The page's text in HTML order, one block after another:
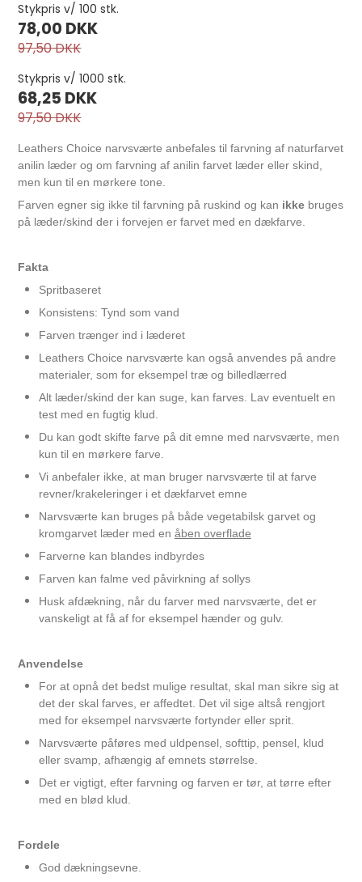
Klebfest 90 g pr. stk.
Pensel, rund str. 2 pr. stk.
Stykpris v/ 100 stk.
78,00 DKK
97,50 DKK
Stykpris v/ 1000 stk.
68,25 DKK
97,50 DKK
Leathers Choice narvsværte anbefales til farvning af naturfarvet
anilin læder og om farvning af anilin farvet læder eller skind,
men kun til en mørkere tone.
Farven egner sig ikke til farvning på ruskind og kan ikke bruges
på læder/skind der i forvejen er farvet med en dækfarve.
Fakta
Spritbaseret
Konsistens: Tynd som vand
Farven trænger ind i læderet
Leathers Choice narvsværte kan også anvendes på andre
materialer, som for eksempel træ og billedlærred
Alt læder/skind der kan suge, kan farves. Lav eventuelt en
test med en fugtig klud.
Du kan godt skifte farve på dit emne med narvsværte, men
kun til en mørkere farve.
Vi anbefaler ikke, at man bruger narvsværte til at farve
revner/krakeleringer i et dækfarvet emne
Narvsværte kan bruges på både vegetabilsk garvet og
kromgarvet læder med en åben overflade
Farverne kan blandes indbyrdes
Farven kan falme ved påvirkning af sollys
Husk afdækning, når du farver med narvsværte, det er
vanskeligt at få af for eksempel hænder og gulv.
Anvendelse
For at opnå det bedst mulige resultat, skal man sikre sig at
det der skal farves, er affedtet. Det vil sige altså rengjort
med for eksempel narvsværte fortynder eller sprit.
Narvsværte påføres med uldpensel, softtip, pensel, klud
eller svamp, afhængig af emnets størrelse.
Det er vigtigt, efter farvning og farven er tør, at tørre efter
med en blød klud.
Fordele
God dækningsevne.